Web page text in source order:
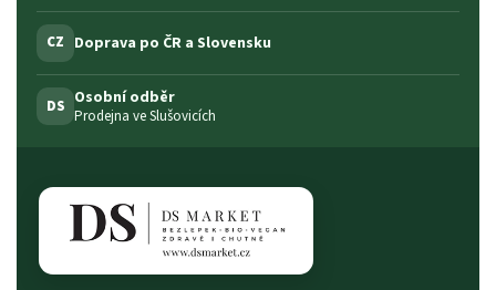
CZ Doprava po ČR a Slovensku
DS Osobní odběr
Prodejna ve Slušovicích